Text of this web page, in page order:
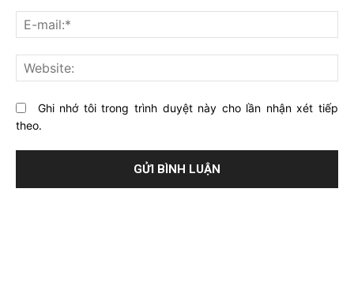
về
bài
viết
này?
Ghi nhớ tôi trong trình duyệt này cho lần nhận xét tiếp
theo.